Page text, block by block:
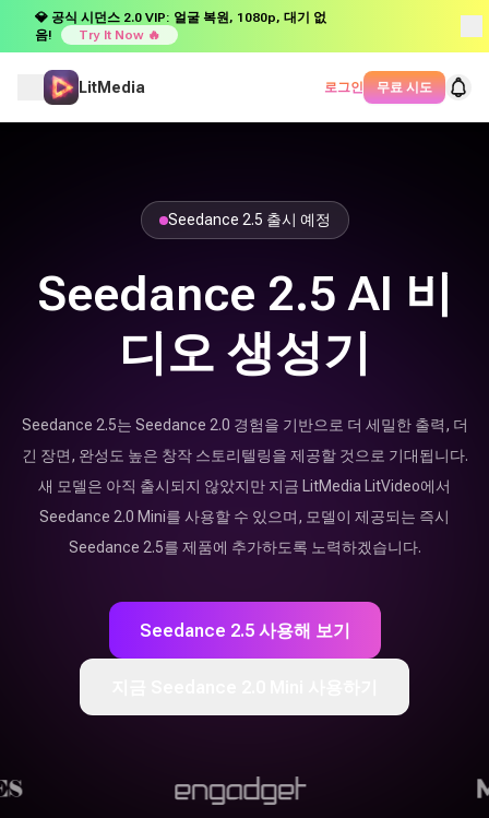
💎 공식 시던스 2.0 VIP: 얼굴 복원, 1080p, 대기 없
음!
Try It Now 🔥
LitMedia 로그인 무료 시도
Seedance 2.5 출시 예정
Seedance 2.5 AI 비
디오 생성기
Seedance 2.5는 Seedance 2.0 경험을 기반으로 더 세밀한 출력, 더
긴 장면, 완성도 높은 창작 스토리텔링을 제공할 것으로 기대됩니다.
새 모델은 아직 출시되지 않았지만 지금 LitMedia LitVideo에서
Seedance 2.0 Mini를 사용할 수 있으며, 모델이 제공되는 즉시
Seedance 2.5를 제품에 추가하도록 노력하겠습니다.
Seedance 2.5 사용해 보기